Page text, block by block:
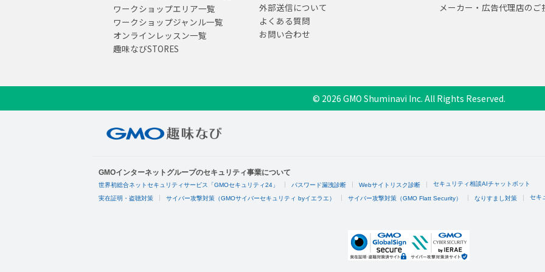
ワークショップエリア一覧
ワークショップジャンル一覧
オンラインレッスン一覧
趣味なびSTORES
外部送信について
よくある質問
お問い合わせ
メーカー・広告代理店のご
© 2026 GMO Shuminavi Inc. All Rights Reserved.